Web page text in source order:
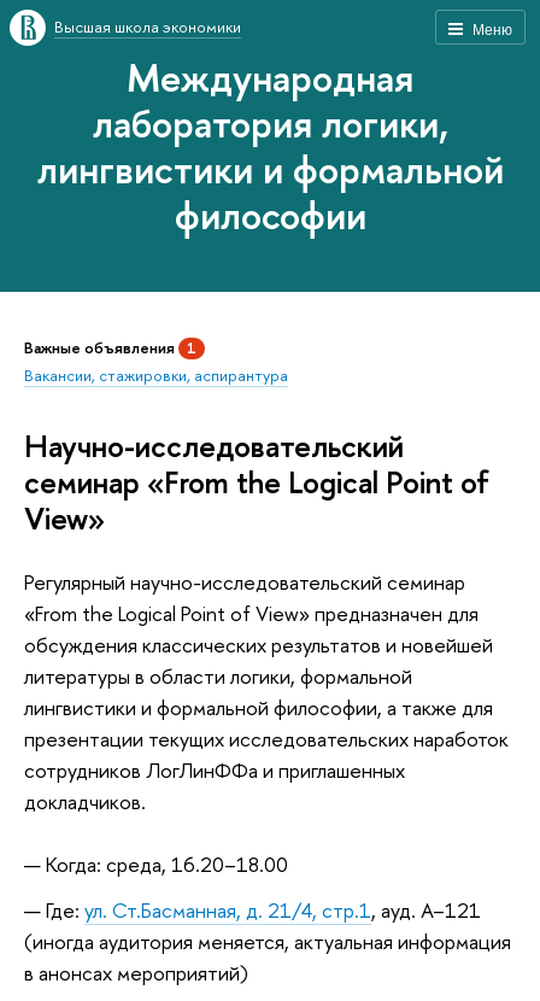
Меню
Высшая школа экономики
Международная
лаборатория логики,
лингвистики и формальной
философии
Важные объявления 1
Вакансии, стажировки, аспирантура
Научно-исследовательский
семинар «From the Logical Point of
View»
Регулярный научно-исследовательский семинар
«From the Logical Point of View» предназначен для
обсуждения классических результатов и новейшей
литературы в области логики, формальной
лингвистики и формальной философии, а также для
презентации текущих исследовательских наработок
сотрудников ЛогЛинФФа и приглашенных
докладчиков.
Когда: среда, 16.20–18.00
Где: ул. Ст.Басманная, д. 21/4, стр.1, ауд. А–121
(иногда аудитория меняется, актуальная информация
в анонсах мероприятий)